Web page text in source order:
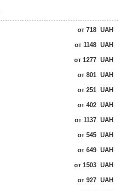
от 718 UAH
от 1148 UAH
от 1277 UAH
от 801 UAH
от 251 UAH
от 402 UAH
от 1137 UAH
от 545 UAH
от 649 UAH
от 1503 UAH
от 927 UAH